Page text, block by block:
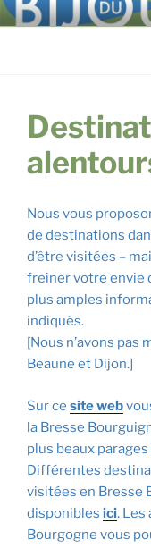
Aller
au
principal
BIJOU DU
3, route du Pont ● F-
Nous vous
de destinations
d’être visitées –
freiner votre envie
plus amples
indiqués.
[Nous n’avons
Beaune et Dijon.]
Sur ce site web
la Bresse
plus beaux
Différentes
visitées en Bresse
disponibles ici. Les
Bourgogne vous